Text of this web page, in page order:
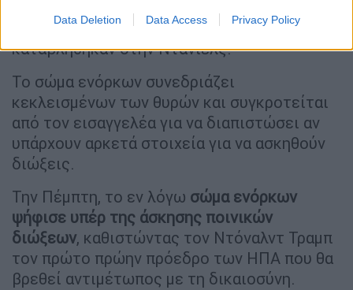
Data Deletion Data Access Privacy Policy
του πρώην προέδρου για τα χρήματα που
καταβλήθηκαν στην Ντάνιελς.
Το σώμα ενόρκων συνεδριάζει
κεκλεισμένων των θυρών και συγκροτείται
από τον εισαγγελέα για να διαπιστώσει αν
υπάρχουν αρκετά στοιχεία για να ασκηθούν
διώξεις.
Την Πέμπτη, το εν λόγω σώμα ενόρκων
ψήφισε υπέρ της άσκησης ποινικών
διώξεων, καθιστώντας τον Ντόναλντ Τραμπ
τον πρώτο πρώην πρόεδρο των ΗΠΑ που θα
βρεθεί αντιμέτωπος με τη δικαιοσύνη.